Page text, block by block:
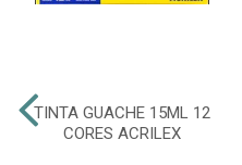
TINTA GUACHE 15ML 12
CORES ACRILEX